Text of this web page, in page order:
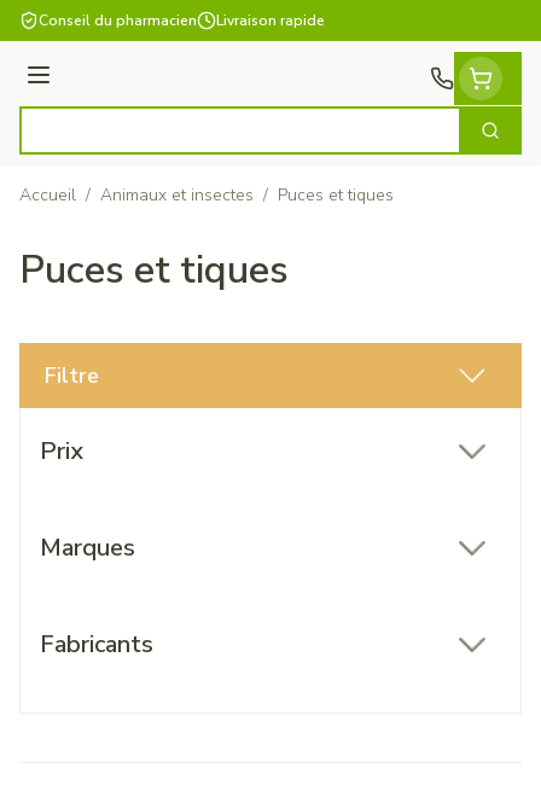
Aller au contenu
Conseil du pharmacien Livraison rapide
Menu
Accueil / Animaux et insectes / Puces et tiques
Puces et tiques
Filtre
Prix
Marques
Fabricants